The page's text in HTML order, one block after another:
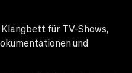
für TV-Shows,
und